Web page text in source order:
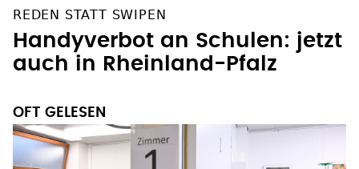
REDEN STATT SWIPEN
Handyverbot an Schulen: jetzt
auch in Rheinland-Pfalz
OFT GELESEN